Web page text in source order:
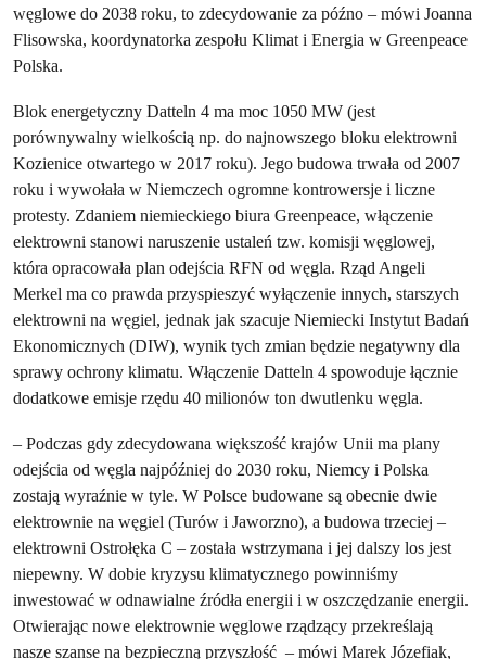
węglowe do 2038 roku, to zdecydowanie za późno – mówi Joanna
Flisowska, koordynatorka zespołu Klimat i Energia w Greenpeace
Polska.
Blok energetyczny Datteln 4 ma moc 1050 MW (jest
porównywalny wielkością np. do najnowszego bloku elektrowni
Kozienice otwartego w 2017 roku). Jego budowa trwała od 2007
roku i wywołała w Niemczech ogromne kontrowersje i liczne
protesty. Zdaniem niemieckiego biura Greenpeace, włączenie
elektrowni stanowi naruszenie ustaleń tzw. komisji węglowej,
która opracowała plan odejścia RFN od węgla. Rząd Angeli
Merkel ma co prawda przyspieszyć wyłączenie innych, starszych
elektrowni na węgiel, jednak jak szacuje Niemiecki Instytut Badań
Ekonomicznych (DIW), wynik tych zmian będzie negatywny dla
sprawy ochrony klimatu. Włączenie Datteln 4 spowoduje łącznie
dodatkowe emisje rzędu 40 milionów ton dwutlenku węgla.
– Podczas gdy zdecydowana większość krajów Unii ma plany
odejścia od węgla najpóźniej do 2030 roku, Niemcy i Polska
zostają wyraźnie w tyle. W Polsce budowane są obecnie dwie
elektrownie na węgiel (Turów i Jaworzno), a budowa trzeciej –
elektrowni Ostrołęka C – została wstrzymana i jej dalszy los jest
niepewny. W dobie kryzysu klimatycznego powinniśmy
inwestować w odnawialne źródła energii i w oszczędzanie energii.
Otwierając nowe elektrownie węglowe rządzący przekreślają
nasze szanse na bezpieczną przyszłość – mówi Marek Józefiak,